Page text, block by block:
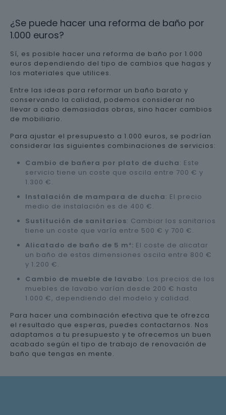
¿Se puede hacer una reforma de baño por
1.000 euros?
Sí, es posible hacer una reforma de baño por 1.000
euros dependiendo del tipo de cambios que hagas y
los materiales que utilices.
Entre las ideas para reformar un baño barato y
conservando la calidad, podemos considerar no
llevar a cabo demasiadas obras, sino hacer cambios
de mobiliario.
Para ajustar el presupuesto a 1.000 euros, se podrían
considerar las siguientes combinaciones de servicios:
Cambio de bañera por plato de ducha: Este
servicio tiene un coste que oscila entre 700 € y
1.300 €.
Instalación de mampara de ducha: El precio
medio de instalación es de 400 €.
Sustitución de sanitarios: Cambiar los sanitarios
tiene un coste que varía entre 500 € y 700 €.
Alicatado de baño de 5 m²: El coste de alicatar
un baño de estas dimensiones oscila entre 800 €
y 1.200 €.
Cambio de mueble de lavabo: Los precios de los
muebles de lavabo varían desde 200 € hasta
1.000 €, dependiendo del modelo y calidad.
Para hacer una combinación efectiva que te ofrezca
el resultado que esperas, puedes contactarnos. Nos
adaptamos a tu presupuesto y te ofrecemos un buen
acabado según el tipo de trabajo de renovación de
baño que tengas en mente.